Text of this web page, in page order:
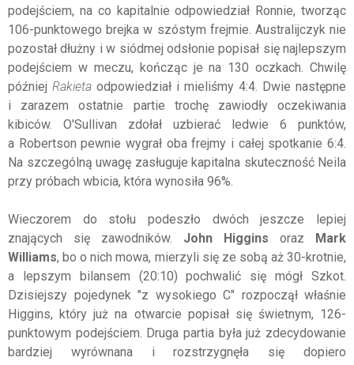
podejściem, na co kapitalnie odpowiedział Ronnie, tworząc
106-punktowego brejka w szóstym frejmie. Australijczyk nie
pozostał dłużny i w siódmej odsłonie popisał się najlepszym
podejściem w meczu, kończąc je na 130 oczkach. Chwilę
później Rakieta odpowiedział i mieliśmy 4:4. Dwie następne
i zarazem ostatnie partie trochę zawiodły oczekiwania
kibiców. O'Sullivan zdołał uzbierać ledwie 6 punktów,
a Robertson pewnie wygrał oba frejmy i całej spotkanie 6:4.
Na szczególną uwagę zasługuje kapitalna skuteczność Neila
przy próbach wbicia, która wynosiła 96%.
Wieczorem do stołu podeszło dwóch jeszcze lepiej
znających się zawodników. John Higgins oraz Mark
Williams, bo o nich mowa, mierzyli się ze sobą aż 30-krotnie,
a lepszym bilansem (20:10) pochwalić się mógł Szkot.
Dzisiejszy pojedynek "z wysokiego C" rozpoczął właśnie
Higgins, który już na otwarcie popisał się świetnym, 126-
punktowym podejściem. Druga partia była już zdecydowanie
bardziej wyrównana i rozstrzygnęła się dopiero